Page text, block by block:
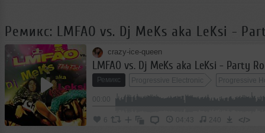
Ремикс: LMFAO vs. Dj MeKs aka LeKsi -
crazy-ice-queen
LMFAO vs. Dj MeKs aka LeKsi - Party
Ремикс Progressive Electronic Progressive
6 04:43 240 </>